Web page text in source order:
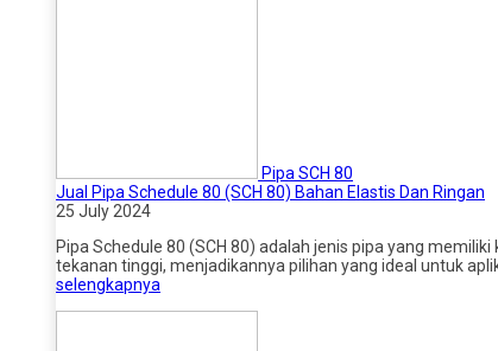
Pipa SCH 80
Jual Pipa Schedule 80 (SCH 80) Bahan Elastis Dan Ringan
25 July 2024
Pipa Schedule 80 (SCH 80) adalah jenis pipa yang
tekanan tinggi, menjadikannya pilihan yang ideal untuk
selengkapnya